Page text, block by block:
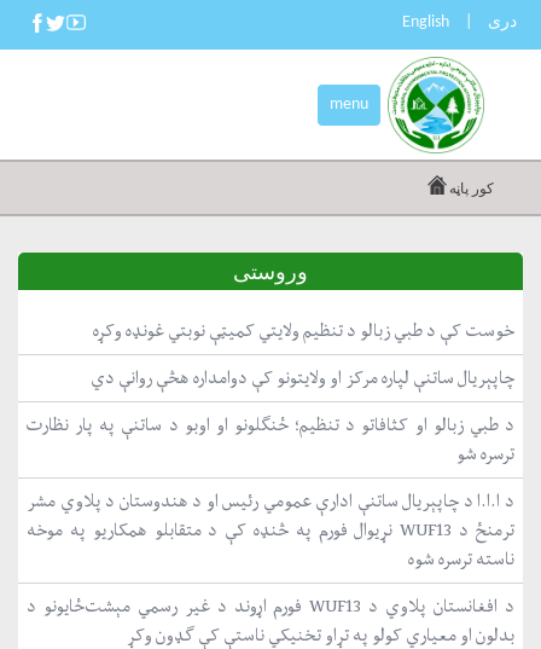
English دری
menu
کور پاڼه
وروستی
خوست کې د طبي زبالو د تنظیم ولایتي کمیټې نوبتي غونډه وکړه
چاپېریال ساتنې لپاره مرکز او ولایتونو کې دوامداره هڅې روانې دي
د طبي زبالو او کثافاتو د تنظیم؛ ځنګلونو او اوبو د ساتنې په پار نظارت
ترسره شو
د ا.ا.ا د چاپېریال ساتنې ادارې عمومي رئیس او د هندوستان د پلاوي مشر
ترمنځ د WUF13 نړیوال فورم په څنډه کې د متقابلو همکاریو په موخه
ناسته ترسره شوه
د افغانستان پلاوي د WUF13 فورم اړوند د غیر رسمي مېشت‌ځایونو د
بدلون او معیاري کولو په تړاو تخنیکي ناستې کې ګډون وکړ